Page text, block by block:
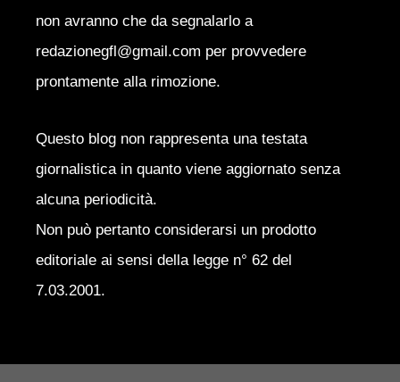
non avranno che da segnalarlo a
redazionegfl@gmail.com per provvedere
prontamente alla rimozione.
Questo blog non rappresenta una testata
giornalistica in quanto viene aggiornato senza
alcuna periodicità.
Non può pertanto considerarsi un prodotto
editoriale ai sensi della legge n° 62 del
7.03.2001.